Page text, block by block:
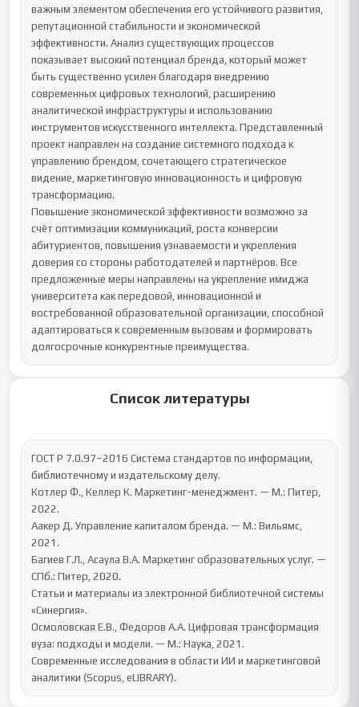
важным элементом обеспечения его устойчивого развития,
репутационной стабильности и экономической
эффективности. Анализ существующих процессов
показывает высокий потенциал бренда, который может
быть существенно усилен благодаря внедрению
современных цифровых технологий, расширению
аналитической инфраструктуры и использованию
инструментов искусственного интеллекта. Представленный
проект направлен на создание системного подхода к
управлению брендом, сочетающего стратегическое
видение, маркетинговую инновационность и цифровую
трансформацию.
Повышение экономической эффективности возможно за
счёт оптимизации коммуникаций, роста конверсии
абитуриентов, повышения узнаваемости и укрепления
доверия со стороны работодателей и партнёров. Все
предложенные меры направлены на укрепление имиджа
университета как передовой, инновационной и
востребованной образовательной организации, способной
адаптироваться к современным вызовам и формировать
долгосрочные конкурентные преимущества.
Список литературы
ГОСТ Р 7.0.97–2016 Система стандартов по информации,
библиотечному и издательскому делу.
Котлер Ф., Келлер К. Маркетинг-менеджмент. — М.: Питер,
2022.
Аакер Д. Управление капиталом бренда. — М.: Вильямс,
2021.
Багиев Г.Л., Асаула В.А. Маркетинг образовательных услуг. —
СПб.: Питер, 2020.
Статьи и материалы из электронной библиотечной системы
«Синергия».
Осмоловская Е.В., Федоров А.А. Цифровая трансформация
вуза: подходы и модели. — М.: Наука, 2021.
Современные исследования в области ИИ и маркетинговой
аналитики (Scopus, eLIBRARY).